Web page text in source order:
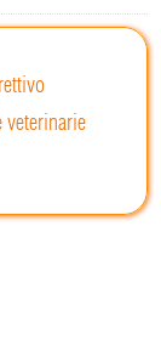
veterinarie